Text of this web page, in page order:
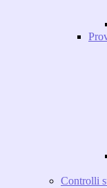
Controlli